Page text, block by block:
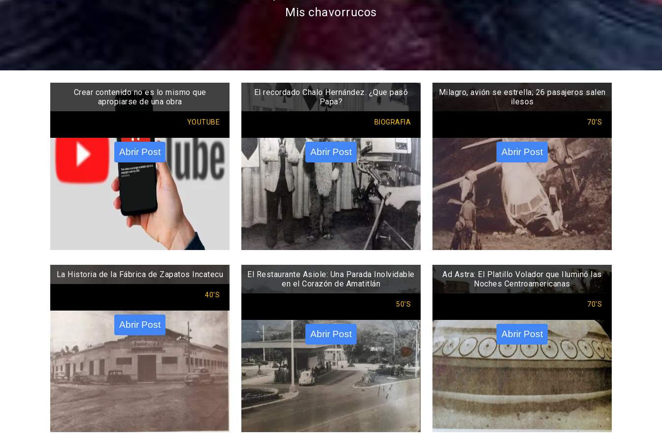
Mis chavorrucos
Crear contenido no es lo mismo que
apropiarse de una obra
YOUTUBE
Abrir Post
El recordado Chalo Hernández. ¿Que pasó
Papa?
BIOGRAFIA
Abrir Post
Milagro, avión se estrella; 26 pasajeros salen
ilesos
70'S
Abrir Post
La Historia de la Fábrica de Zapatos Incatecu
40'S
Abrir Post
El Restaurante Asiole: Una Parada Inolvidable
en el Corazón de Amatitlán
50'S
Abrir Post
Ad Astra: El Platillo Volador que Iluminó las
Noches Centroamericanas
70'S
Abrir Post